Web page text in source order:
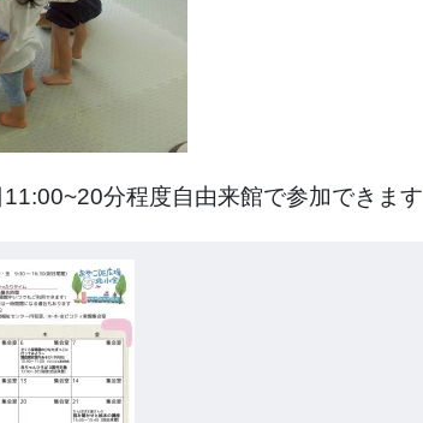
分程度自由来館で参加できます